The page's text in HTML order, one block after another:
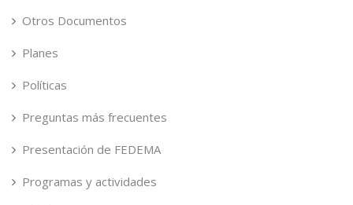
Otros Documentos
Planes
Políticas
Preguntas más frecuentes
Presentación de FEDEMA
Programas y actividades